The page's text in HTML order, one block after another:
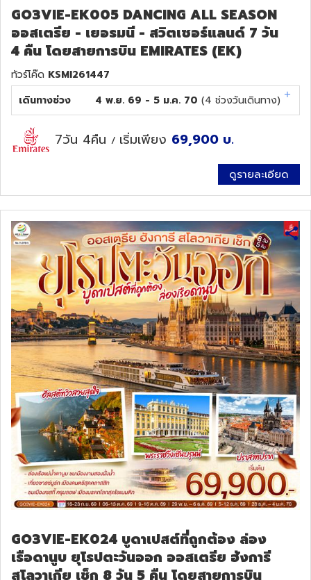
GO3VIE-EK005 DANCING ALL SEASON
ออสเตรีย - เยอรมนี - สวิตเซอร์แลนด์ 7 วัน
4 คืน โดยสายการบิน EMIRATES (EK)
ทัวร์โค๊ด KSMI261447
เดินทางช่วง
4 พ.ย. 69 - 5 ม.ค. 70 (4 ช่วงวันเดินทาง)
7วัน 4คืน / เริ่มเพียง 69,900 บ.
ดูรายละเอียด
GO3VIE-EK024 บูดาเปสต์ที่ถูกต้อง ล่อง
เรือดานูบ ยุโรปตะวันออก ออสเตรีย ฮังการี
สโลวาเกีย เช็ก 8 วัน 5 คืน โดยสายการบิน